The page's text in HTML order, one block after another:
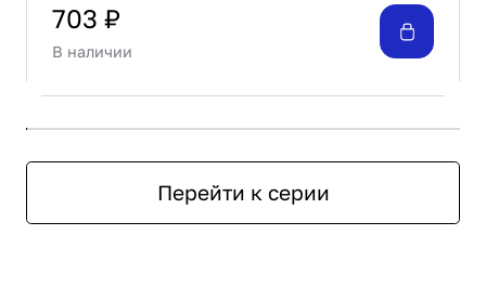
703 ₽
В наличии
Перейти к серии